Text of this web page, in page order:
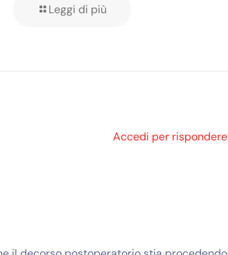
Leggi di più
Accedi per rispondere